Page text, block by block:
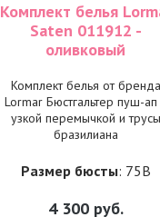
Комплект белья
Saten 011912 -
оливковый
Комплект белья от бренда
Lormar Бюстгальтер пуш-ап
узкой перемычкой и трусы
бразилиана
Размер бюсты: 75B
4 300руб.